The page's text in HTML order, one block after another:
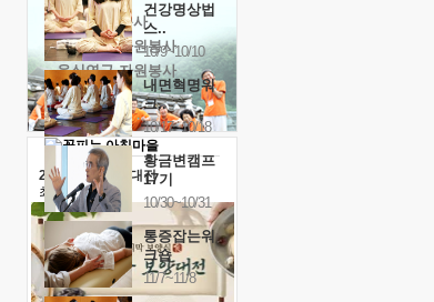
건강명상법
스..
10/9~10/10
내면혁명워
크..
10/17~10/18
황금변캠프
17기
10/30~10/31
통증잡는워
크숍
11/7~11/8
· 청년 자원봉사
· 금빛청년 자원봉사
· 음식연구 자원봉사
2026 말복 보양대전
최대74%할인